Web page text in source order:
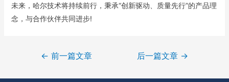
未来，哈尔技术将持续前行，秉承“创新驱动、质量先行”的产品理
念，与合作伙伴共同进步!
← 前一篇文章 后一篇文章 →